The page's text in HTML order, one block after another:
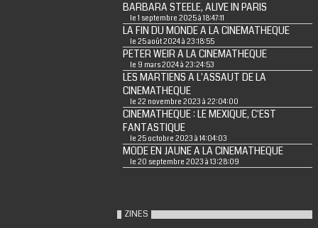
BARBARA STEELE, ALIVE IN PARIS
le 1 septembre 2025 à 18:47:11
LA FIN DU MONDE A LA CINEMATHEQUE
le 25 août 2024 à 23:18:55
PETER WEIR A LA CINEMATHEQUE
le 9 mars 2024 à 23:24:53
LES MARTIENS A L'ASSAUT DE LA
CINEMATHEQUE
le 22 novembre 2023 à 22:04:00
CINEMATHEQUE : LE MEXIQUE, C'EST
FANTASTIQUE
le 25 octobre 2023 à 14:04:03
MODE EN JAUNE A LA CINEMATHEQUE
le 20 septembre 2023 à 13:28:09
ZINES